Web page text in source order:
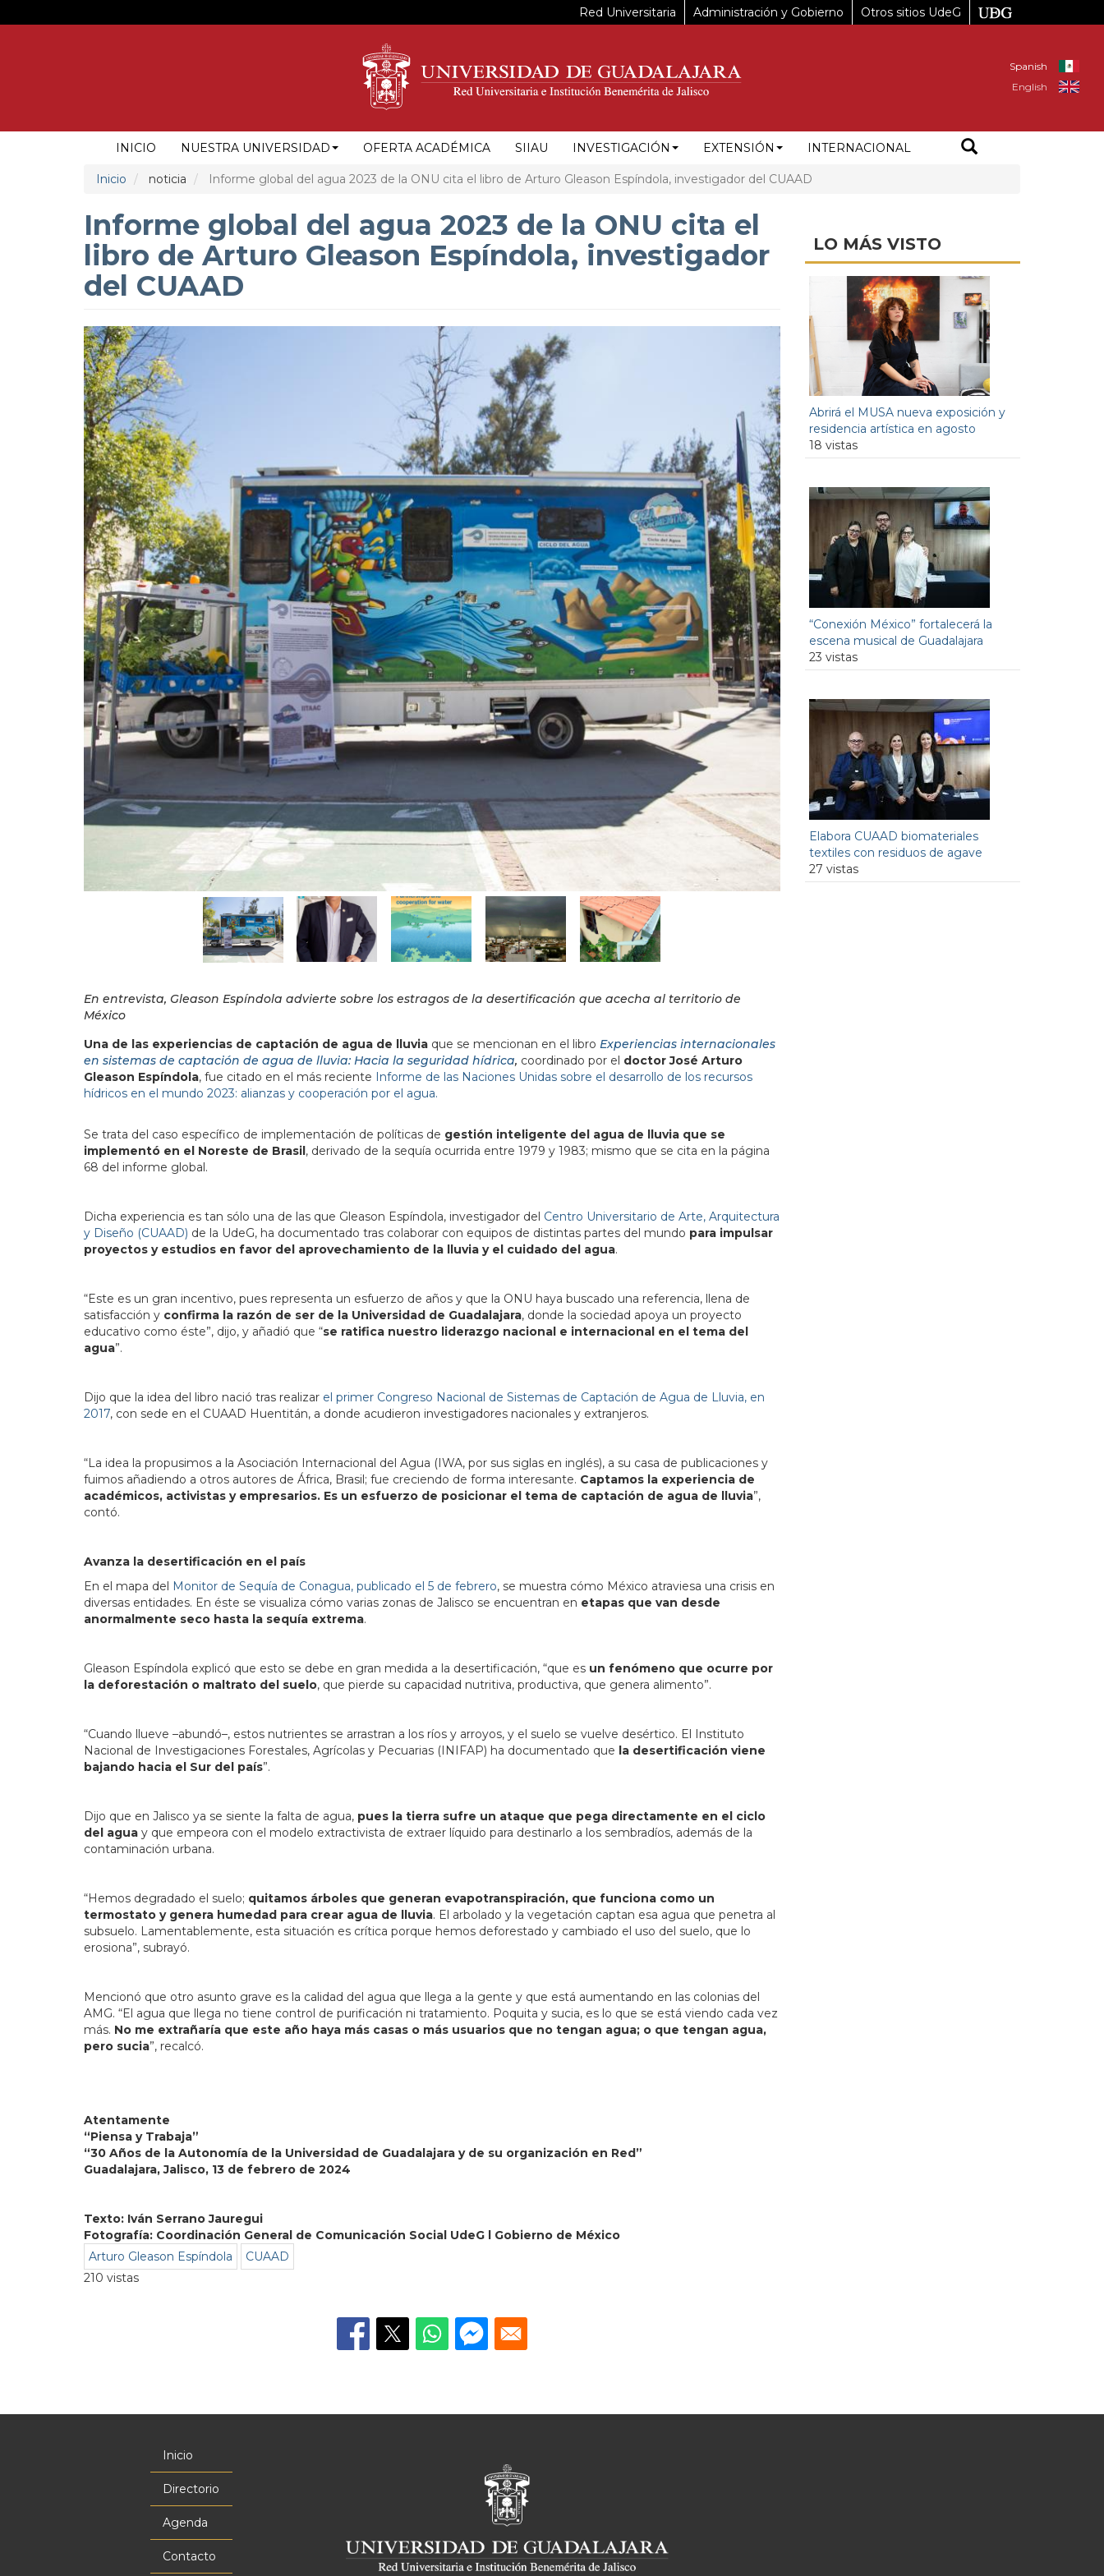
al
Red Universitaria Administración y Gobierno Otros sitios UdeG
Spanish
English
NAVEGACIÓN
PRINCIPAL
INICIO NUESTRA UNIVERSIDAD OFERTA ACADÉMICA SIIAU INVESTIGACIÓN EXTENSIÓN INTERNACIONAL
Inicio noticia Informe global del agua 2023 de la ONU cita el libro de Arturo Gleason Espíndola, investigador del CUAAD
Informe global del agua 2023 de la ONU cita el
libro de Arturo Gleason Espíndola, investigador
del CUAAD
En entrevista, Gleason Espíndola advierte sobre los estragos de la desertificación que acecha al territorio de
México
Una de las experiencias de captación de agua de lluvia que se mencionan en el libro Experiencias internacionales
en sistemas de captación de agua de lluvia: Hacia la seguridad hídrica, coordinado por el doctor José Arturo
Gleason Espíndola, fue citado en el más reciente Informe de las Naciones Unidas sobre el desarrollo de los recursos
hídricos en el mundo 2023: alianzas y cooperación por el agua.
Se trata del caso específico de implementación de políticas de gestión inteligente del agua de lluvia que se
implementó en el Noreste de Brasil, derivado de la sequía ocurrida entre 1979 y 1983; mismo que se cita en la página
68 del informe global.
Dicha experiencia es tan sólo una de las que Gleason Espíndola, investigador del Centro Universitario de Arte, Arquitectura
y Diseño (CUAAD) de la UdeG, ha documentado tras colaborar con equipos de distintas partes del mundo para impulsar
proyectos y estudios en favor del aprovechamiento de la lluvia y el cuidado del agua.
“Este es un gran incentivo, pues representa un esfuerzo de años y que la ONU haya buscado una referencia, llena de
satisfacción y confirma la razón de ser de la Universidad de Guadalajara, donde la sociedad apoya un proyecto
educativo como éste”, dijo, y añadió que “se ratifica nuestro liderazgo nacional e internacional en el tema del
agua”.
Dijo que la idea del libro nació tras realizar el primer Congreso Nacional de Sistemas de Captación de Agua de Lluvia, en
2017, con sede en el CUAAD Huentitán, a donde acudieron investigadores nacionales y extranjeros.
“La idea la propusimos a la Asociación Internacional del Agua (IWA, por sus siglas en inglés), a su casa de publicaciones y
fuimos añadiendo a otros autores de África, Brasil; fue creciendo de forma interesante. Captamos la experiencia de
académicos, activistas y empresarios. Es un esfuerzo de posicionar el tema de captación de agua de lluvia”,
contó.
Avanza la desertificación en el país
En el mapa del Monitor de Sequía de Conagua, publicado el 5 de febrero, se muestra cómo México atraviesa una crisis en
diversas entidades. En éste se visualiza cómo varias zonas de Jalisco se encuentran en etapas que van desde
anormalmente seco hasta la sequía extrema.
Gleason Espíndola explicó que esto se debe en gran medida a la desertificación, “que es un fenómeno que ocurre por
la deforestación o maltrato del suelo, que pierde su capacidad nutritiva, productiva, que genera alimento”.
“Cuando llueve –abundó–, estos nutrientes se arrastran a los ríos y arroyos, y el suelo se vuelve desértico. El Instituto
Nacional de Investigaciones Forestales, Agrícolas y Pecuarias (INIFAP) ha documentado que la desertificación viene
bajando hacia el Sur del país”.
Dijo que en Jalisco ya se siente la falta de agua, pues la tierra sufre un ataque que pega directamente en el ciclo
del agua y que empeora con el modelo extractivista de extraer líquido para destinarlo a los sembradíos, además de la
contaminación urbana.
“Hemos degradado el suelo; quitamos árboles que generan evapotranspiración, que funciona como un
termostato y genera humedad para crear agua de lluvia. El arbolado y la vegetación captan esa agua que penetra al
subsuelo. Lamentablemente, esta situación es crítica porque hemos deforestado y cambiado el uso del suelo, que lo
erosiona”, subrayó.
Mencionó que otro asunto grave es la calidad del agua que llega a la gente y que está aumentando en las colonias del
AMG. “El agua que llega no tiene control de purificación ni tratamiento. Poquita y sucia, es lo que se está viendo cada vez
más. No me extrañaría que este año haya más casas o más usuarios que no tengan agua; o que tengan agua,
pero sucia”, recalcó.
Atentamente
“Piensa y Trabaja”
“30 Años de la Autonomía de la Universidad de Guadalajara y de su organización en Red”
Guadalajara, Jalisco, 13 de febrero de 2024
Texto: Iván Serrano Jauregui
Fotografía: Coordinación General de Comunicación Social UdeG l Gobierno de México
Arturo Gleason Espíndola
CUAAD
210 vistas
LO MÁS VISTO
Abrirá el MUSA nueva exposición y
residencia artística en agosto
18 vistas
“Conexión México” fortalecerá la
escena musical de Guadalajara
23 vistas
Elabora CUAAD biomateriales
textiles con residuos de agave
27 vistas
principal
Inicio
Directorio
Agenda
Contacto